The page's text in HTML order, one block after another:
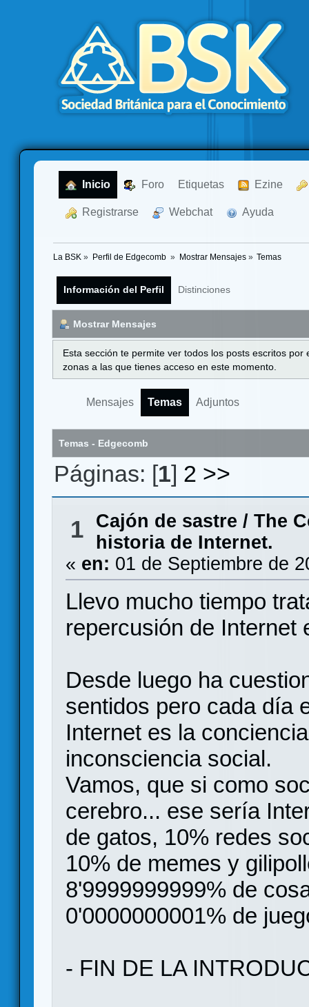
Inicio Foro Etiquetas Ezine
Registrarse Webchat Ayuda
La BSK » Perfil de Edgecomb » Mostrar Mensajes» Temas
Información del Perfil Distinciones
Mostrar Mensajes
Esta sección te permite ver todos los posts escritos
zonas a las que tienes acceso en este momento.
Mensajes Temas Adjuntos
Temas - Edgecomb
Páginas: [1] 2 >>
1 Cajón de sastre / The
historia de Internet.
« en: 01 de Septiembre de
Llevo mucho tiempo
repercusión de Internet
Desde luego ha
sentidos pero cada día
Internet es la
inconsciencia social.
Vamos, que si como
cerebro... ese sería
de gatos, 10% redes
10% de memes y
8'9999999999% de
0'0000000001% de
- FIN DE LA